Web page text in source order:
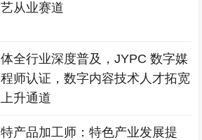
从业赛道
全行业深度普及，JYPC 数字媒
师认证，数字内容技术人才拓宽
升通道
产品加工师：特色产业发展提